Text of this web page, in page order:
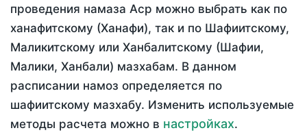
проведения намаза Аср можно выбрать как по
ханафитскому (Ханафи), так и по Шафиитскому,
Маликитскому или Ханбалитскому (Шафии,
Малики, Ханбали) мазхабам. В данном
расписании намоз определяется по
шафиитскому мазхабу. Изменить используемые
методы расчета можно в настройках.